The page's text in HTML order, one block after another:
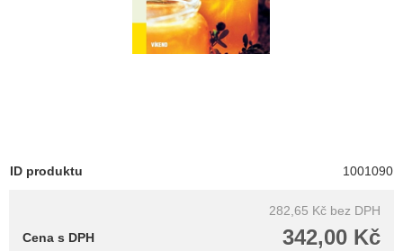
ID produktu 1001090
282,65 Kč bez DPH
342,00 Kč
Cena s DPH